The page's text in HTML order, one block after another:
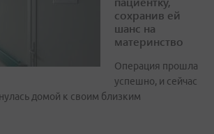
сохранив ей
шанс на
материнство
Операция прошла
успешно, и сейчас
домой к своим близким